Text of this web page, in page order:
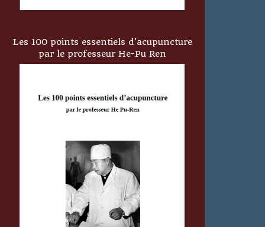
Les 100 points essentiels d'acupuncture
par le professeur He-Pu Ren